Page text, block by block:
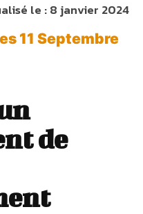
le :8 janvier 2024
11 Septembre
de